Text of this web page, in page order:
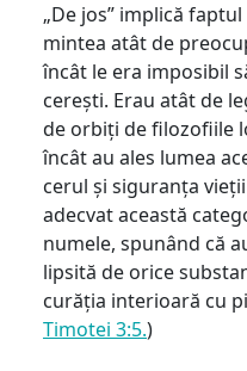
„De jos” implică
mintea atât de
încât le era imposibil
cerești. Erau atât de
de orbiți de filozofiile
încât au ales lumea
cerul și siguranța
adecvat această
numele, spunând că
lipsită de orice
curăția interioară cu
Timotei 3:5.)